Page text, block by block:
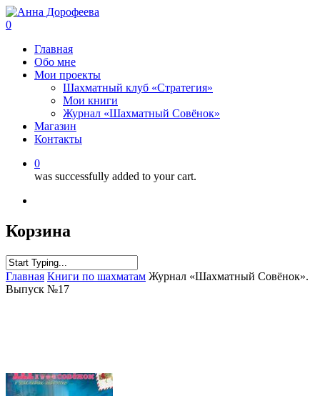
0
Главная
Обо мне
Мои проекты
Шахматный клуб «Стратегия»
Мои книги
Журнал «Шахматный Совёнок»
Магазин
Контакты
0
was successfully added to your cart.
Корзина
Главная Книги по шахматам Журнал «Шахматный Совёнок».
Выпуск №17